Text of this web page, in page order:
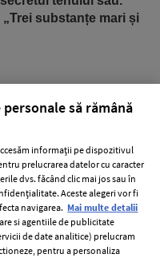
substanțe mari și
să rămână
informații pe dispozitivul
prelucrarea datelor cu caracter
dvs. făcând clic mai jos sau în
Aceste alegeri vor fi
navigarea. Mai multe detalii
si agentiile de publicitate
de date analitice) prelucram
pentru a personaliza